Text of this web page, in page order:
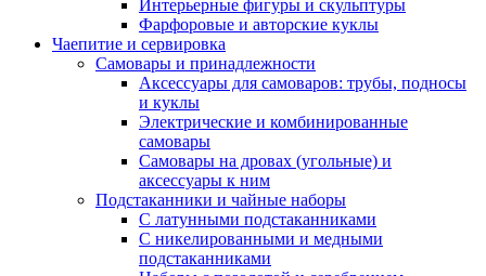
Интерьерные фигуры и скульптуры
Фарфоровые и авторские куклы
Чаепитие и сервировка
Самовары и принадлежности
Аксессуары для самоваров: трубы, подносы
и куклы
Электрические и комбинированные
самовары
Самовары на дровах (угольные) и
аксессуары к ним
Подстаканники и чайные наборы
С латунными подстаканниками
С никелированными и медными
подстаканниками